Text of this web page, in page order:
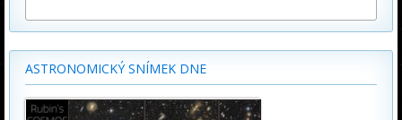
ASTRONOMICKÝ SNÍMEK DNE